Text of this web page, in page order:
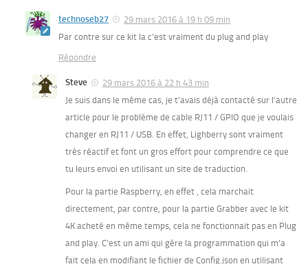
technoseb27
29 mars 2016 à 19 h 09 min
Par contre sur ce kit la c’est vraiment du plug and play
Répondre
Steve
29 mars 2016 à 22 h 43 min
Je suis dans le même cas, je t’avais déjà contacté sur l’autre
article pour le problème de cable RJ11 / GPIO que je voulais
changer en RJ11 / USB. En effet, Lighberry sont vraiment
très réactif et font un gros effort pour comprendre ce que
tu leurs envoi en utilisant un site de traduction.
Pour la partie Raspberry, en effet , cela marchait
directement, par contre, pour la partie Grabber avec le kit
4K acheté en même temps, cela ne fonctionnait pas en Plug
and play. C’est un ami qui gère la programmation qui m’a
fait cela en modifiant le fichier de Config.json en utilisant